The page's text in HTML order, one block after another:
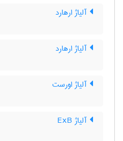
آلیاژ ارهارد
آلیاژ ارهارد
آلیاژ اورست
آلیاژ ExB